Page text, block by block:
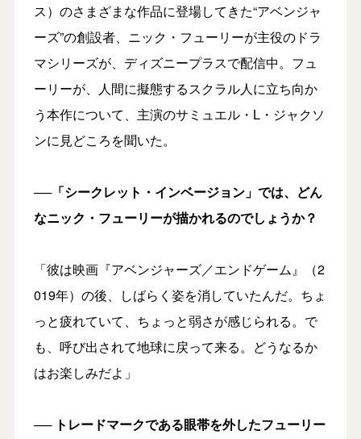
ス）のさまざまな作品に登場してきた“アベンジャ
ーズ”の創設者、ニック・フューリーが主役のドラ
マシリーズが、ディズニープラスで配信中。フュ
ーリーが、人間に擬態するスクラル人に立ち向か
う本作について、主演のサミュエル・L・ジャクソ
ンに見どころを聞いた。
──「シークレット・インベージョン」では、どん
なニック・フューリーが描かれるのでしょうか？
「彼は映画『アベンジャーズ／エンドゲーム』（2
019年）の後、しばらく姿を消していたんだ。ちょ
っと疲れていて、ちょっと弱さが感じられる。で
も、呼び出されて地球に戻って来る。どうなるか
はお楽しみだよ」
── トレードマークである眼帯を外したフューリー